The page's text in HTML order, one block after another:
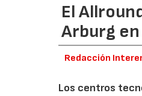
El
Arburg
Redacción
Los centros